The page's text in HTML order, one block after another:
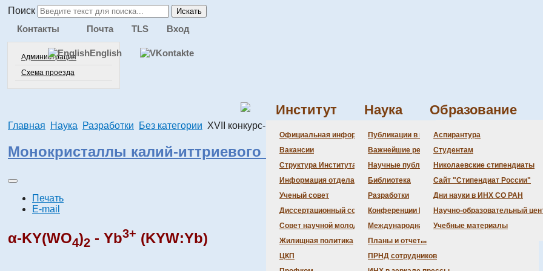
Поиск Искать
Контакты
Администрация
Схема проезда
Почта TLS Вход
English
Институт
Официальная информация
Администрация
Бланки
История Института
Локальные акты
Противодействие
Вакансии
Структура Института
Информация отдела кадров
Документация
Ученый совет
Состав совета
Повестка дня заседаний
Информация ученого
Диссертационный совет
Состав совета
Даты защит диссертаций
Шифры специальностей
Объявления о защитах
Предварительное
Совет научной молодежи
Состав СНМ
Жилищная политика
ЦКП
Новости науки
Награды
Наука
Публикации в ведущих журналах
Важнейшие результаты
Научные публикации сотрудников
Библиотека
Разработки
Конференции Института
Международная деятельность
Планы и отчеты
ПРНД сотрудников
Образование
Аспирантура
Студентам
Николаевские стипендиаты
Сайт "Стипендиат России"
Дни науки в ИНХ СО РАН
Научно-образовательный
Учебные материалы
Главная Наука Разработки Без категории XVII конкурс-конференция имени академика А.В. Николаева
Монокристаллы калий-иттриевого вольфрамата, активированные
Печать
E-mail
α-KY(WO4)2 - Yb3+ (KYW:Yb)